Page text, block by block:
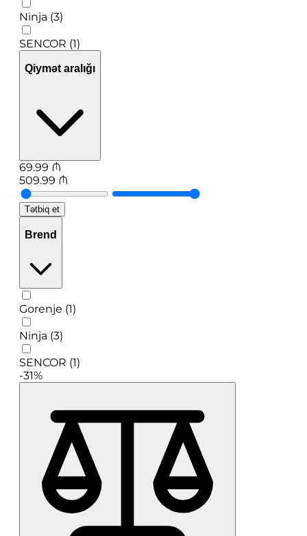
Ninja (3)
SENCOR (1)
Qiymət aralığı
69.99 ₼
509.99 ₼
Tətbiq et
Brend
Gorenje (1)
Ninja (3)
SENCOR (1)
-31%